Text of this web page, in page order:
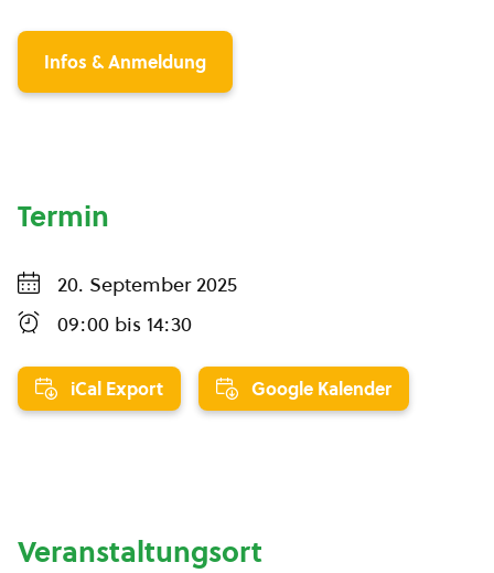
Infos & Anmeldung
Termin
20. September 2025
09:00 bis 14:30
iCal Export Google Kalender
Veranstaltungsort